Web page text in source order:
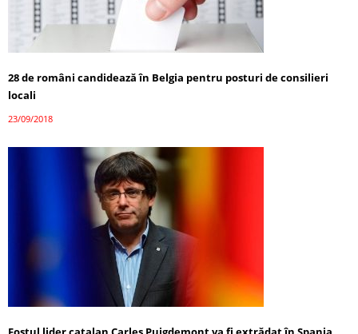
28 de români candidează în Belgia pentru posturi de consilieri
locali
23/09/2018